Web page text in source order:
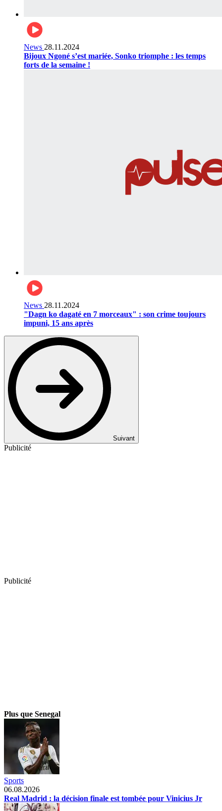
News 28.11.2024
Bijoux Ngoné s’est mariée, Sonko triomphe : les temps
forts de la semaine !
News 28.11.2024
"Dagn ko dagaté en 7 morceaux" : son crime toujours
impuni, 15 ans après
Suivant
Publicité
Publicité
Plus que Senegal
Sports
06.08.2026
Real Madrid : la décision finale est tombée pour Vinicius Jr